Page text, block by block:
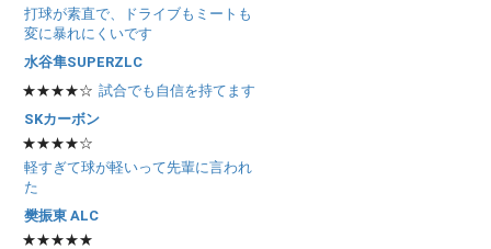
打球が素直で、ドライブもミートも
変に暴れにくいです
水谷隼SUPERZLC
★★★★☆ 試合でも自信を持てます
SKカーボン
★★★★☆
軽すぎて球が軽いって先輩に言われ
た
樊振東 ALC
★★★★★